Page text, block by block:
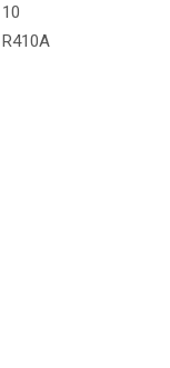
10
R410A